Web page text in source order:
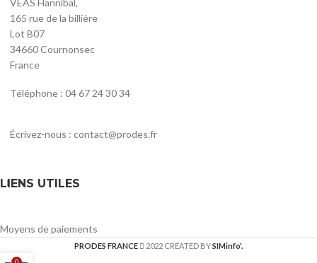
VEAS Hannibal,
165 rue de la billière
Lot B07
34660 Cournonsec
France
Téléphone : 04 67 24 30 34
Écrivez-nous : contact@prodes.fr
LIENS UTILES
Moyens de paiements
PRODES FRANCE 2022 CREATED BYSIMinfo'.